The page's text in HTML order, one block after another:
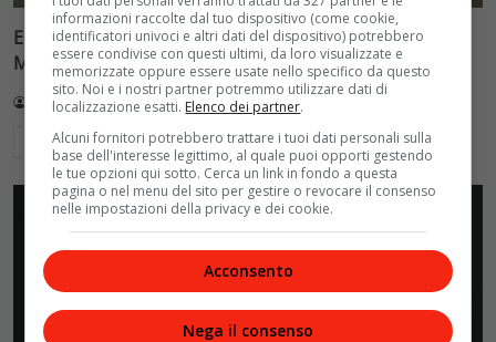
Ellen Burstyn riceve il Leone d’Oro alla carriera alla
Mostra di Venezia 2026
Redazione VelvetMAG 4 Agosto 2026
Leggi di più
informazioni raccolte dal tuo dispositivo (come cookie,
identificatori univoci e altri dati del dispositivo) potrebbero
essere condivise con questi ultimi, da loro visualizzate e
memorizzate oppure essere usate nello specifico da questo
sito. Noi e i nostri partner potremmo utilizzare dati di
localizzazione esatti. Elenco dei partner.
Alcuni fornitori potrebbero trattare i tuoi dati personali sulla
base dell'interesse legittimo, al quale puoi opporti gestendo
le tue opzioni qui sotto. Cerca un link in fondo a questa
pagina o nel menu del sito per gestire o revocare il consenso
nelle impostazioni della privacy e dei cookie.
Acconsento
Nega il consenso